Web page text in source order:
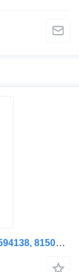
Senzor de presiune a combustibilului 1594138, 8150500 pentru camion Volvo FL10